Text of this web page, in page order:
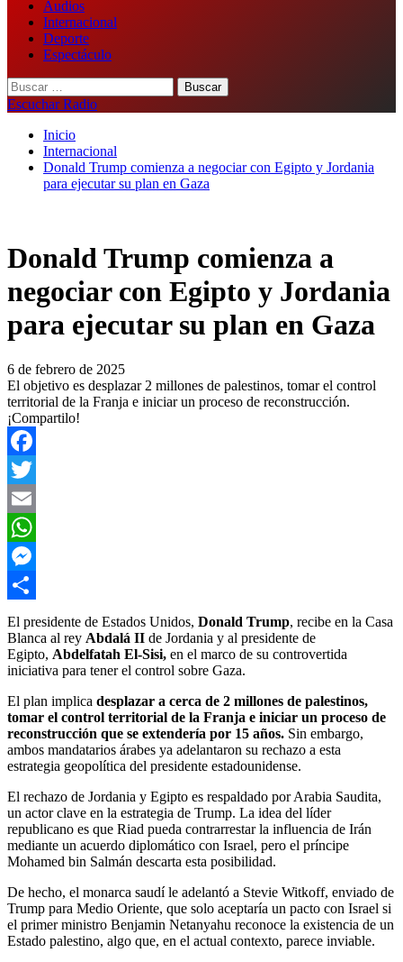
Audios
Internacional
Deporte
Espectáculo
Buscar:
Escuchar Radio
Inicio
Internacional
Donald Trump comienza a negociar con Egipto y Jordania
para ejecutar su plan en Gaza
Donald Trump comienza a
negociar con Egipto y Jordania
para ejecutar su plan en Gaza
6 de febrero de 2025
El objetivo es desplazar 2 millones de palestinos, tomar el control
territorial de la Franja e iniciar un proceso de reconstrucción.
¡Compartilo!
Facebook
Twitter
Email
WhatsApp
Messenger
Compartir
El presidente de Estados Unidos, Donald Trump, recibe en la Casa
Blanca al rey Abdalá II de Jordania y al presidente de
Egipto, Abdelfatah El-Sisi, en el marco de su controvertida
iniciativa para tener el control sobre Gaza.
El plan implica desplazar a cerca de 2 millones de palestinos,
tomar el control territorial de la Franja e iniciar un proceso de
reconstrucción que se extendería por 15 años. Sin embargo,
ambos mandatarios árabes ya adelantaron su rechazo a esta
estrategia geopolítica del presidente estadounidense.
El rechazo de Jordania y Egipto es respaldado por Arabia Saudita,
un actor clave en la estrategia de Trump. La idea del líder
republicano es que Riad pueda contrarrestar la influencia de Irán
mediante un acuerdo diplomático con Israel, pero el príncipe
Mohamed bin Salmán descarta esta posibilidad.
De hecho, el monarca saudí le adelantó a Stevie Witkoff, enviado de
Trump para Medio Oriente, que solo aceptaría un pacto con Israel si
el primer ministro Benjamin Netanyahu reconoce la existencia de un
Estado palestino, algo que, en el actual contexto, parece inviable.